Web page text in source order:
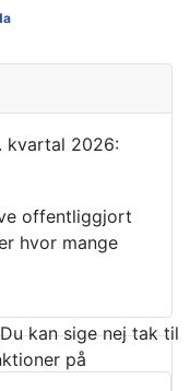
kvartal 2026:
offentliggjort
hvor mange
kan sige nej tak til
på